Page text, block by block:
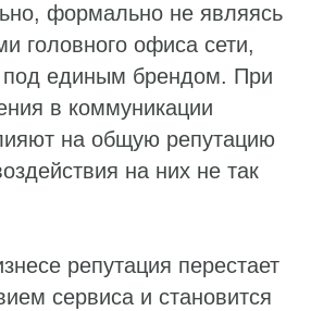
формально не являясь
головного офиса сети,
под единым брендом. При
в коммуникации
на общую репутацию
на них не так
репутация перестает
сервиса и становится